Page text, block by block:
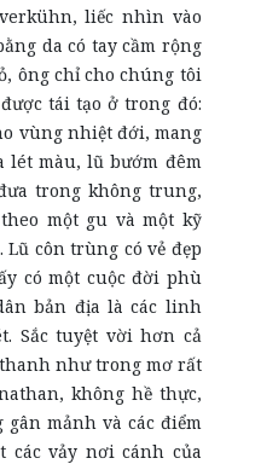
liếc nhìn vào
da có tay cầm rộng
ông chỉ cho chúng tôi
tái tạo ở trong đó:
vùng nhiệt đới, mang
lét màu, lũ bướm đêm
trong không trung,
một gu và một kỹ
côn trùng có vẻ đẹp
có một cuộc đời phù
bản địa là các linh
Sắc tuyệt vời hơn cả
như trong mơ rất
không hề thực,
mảnh và các điểm
các vảy nơi cánh của